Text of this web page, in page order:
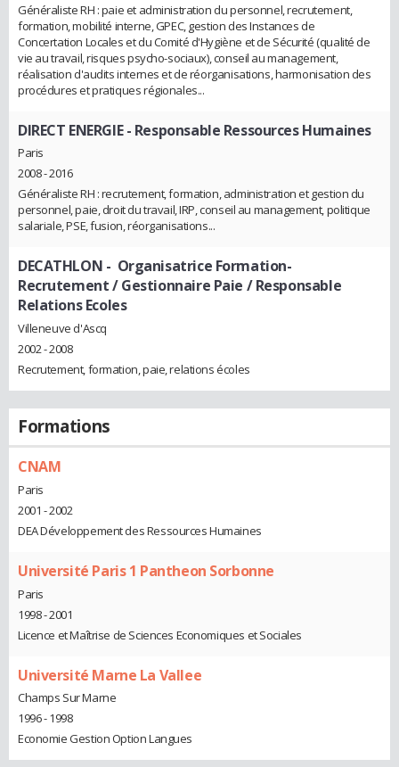
Généraliste RH : paie et administration du personnel, recrutement,
formation, mobilité interne, GPEC, gestion des Instances de
Concertation Locales et du Comité d'Hygiène et de Sécurité (qualité de
vie au travail, risques psycho-sociaux), conseil au management,
réalisation d'audits internes et de réorganisations, harmonisation des
procédures et pratiques régionales...
DIRECT ENERGIE- Responsable Ressources Humaines
Paris
2008 - 2016
Généraliste RH : recrutement, formation, administration et gestion du
personnel, paie, droit du travail, IRP, conseil au management, politique
salariale, PSE, fusion, réorganisations...
DECATHLON - Organisatrice Formation-
Recrutement / Gestionnaire Paie / Responsable
Relations Ecoles
Villeneuve d'Ascq
2002 - 2008
Recrutement, formation, paie, relations écoles
Formations
CNAM
Paris
2001 - 2002
DEA Développement des Ressources Humaines
Université Paris 1 Pantheon Sorbonne
Paris
1998 - 2001
Licence et Maîtrise de Sciences Economiques et Sociales
Université Marne La Vallee
Champs Sur Marne
1996 - 1998
Economie Gestion Option Langues